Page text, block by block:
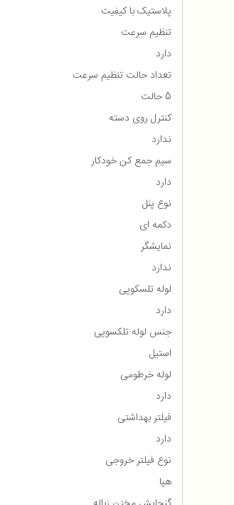
پلاستیک با کیفیت
تنظیم سرعت
دارد
تعداد حالت تنظیم سرعت
5 حالت
کنترل روی دسته
ندارد
سیم جمع کن خودکار
دارد
نوع پنل
دکمه ای
نمایشگر
ندارد
لوله تلسکوپی
دارد
جنس لوله تلکسوپی
استیل
لوله خرطومی
دارد
فیلتر بهداشتی
دارد
نوع فیلتر خروجی
هپا